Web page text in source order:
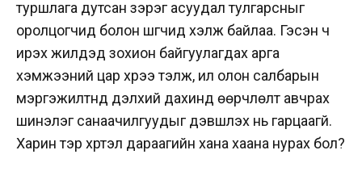
туршлага дутсан зэрэг асуудал тулгарсныг
оролцогчид болон шүүгчид хэлж байлаа. Гэсэн ч
ирэх жилүүдэд зохион байгуулагдах арга
хэмжээний цар хүрээ тэлж, илүү олон салбарын
мэргэжилтнүүд дэлхий дахинд өөрчлөлт авчрах
шинэлэг санаачилгуудыг дэвшүүлэх нь гарцаагүй.
Харин тэр хүртэл дараагийн хана хаана нурах бол?